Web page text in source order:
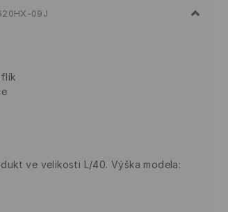
09J
ve velikosti L/40. Výška modela: